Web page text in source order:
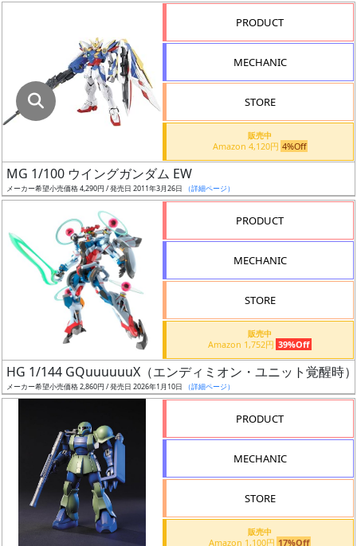
ボ
ク
ス
ア
ト
ー
タ
ー
PRODUCT
MECHANIC
STORE
販売中
Amazon 4,120円 4%Off
MG 1/100 ウイングガンダム EW
メーカー希望小売価格 4,290円 / 発売日 2011年3月26日 （詳細ページ）
PRODUCT
MECHANIC
STORE
販売中
Amazon 1,752円 39%Off
HG 1/144 GQuuuuuuX（エンディミオン・ユニット覚醒時）
メーカー希望小売価格 2,860円 / 発売日 2026年1月10日 （詳細ページ）
PRODUCT
MECHANIC
STORE
販売中
Amazon 1,100円 17%Off